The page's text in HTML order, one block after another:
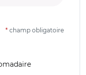
* champ obligatoire